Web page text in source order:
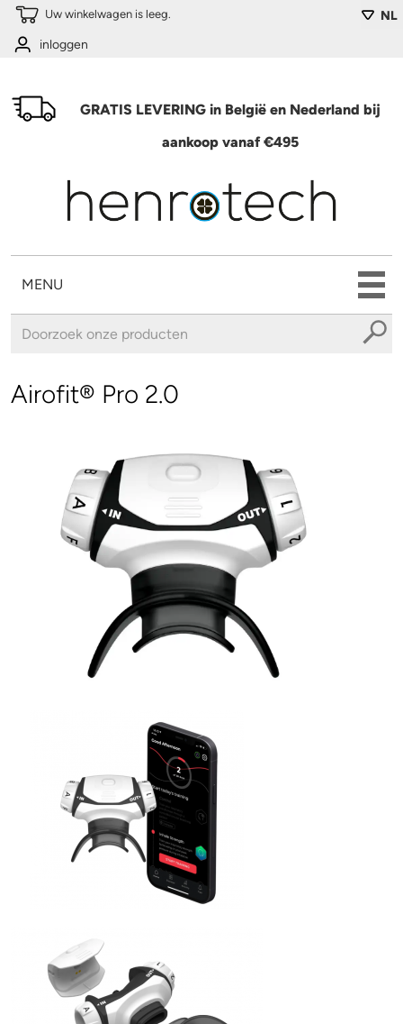
Overslaan en naar de algemene inhoud gaan NL
Uw winkelwagen is leeg.
inloggen
GRATIS LEVERING in België en Nederland bij
aankoop vanaf €495
MENU
Airofit® Pro 2.0